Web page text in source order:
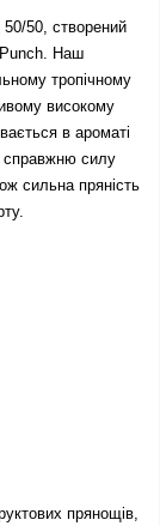
50/50, створений
Punch. Наш
тропічному
високому
в ароматі
справжню силу
сильна пряність
прянощів,